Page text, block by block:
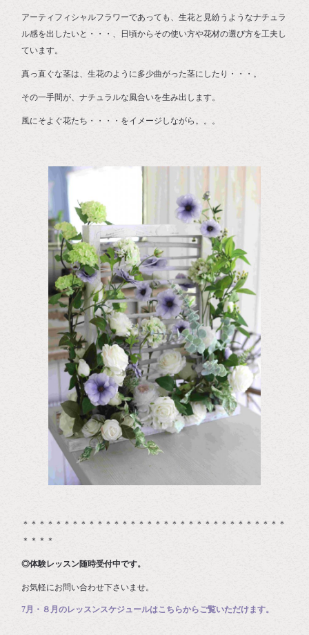
アーティフィシャルフラワーであっても、生花と見紛うようなナチュラ
ル感を出したいと・・・、日頃からその使い方や花材の選び方を工夫し
ています。
真っ直ぐな茎は、生花のように多少曲がった茎にしたり・・・。
その一手間が、ナチュラルな風合いを生み出します。
風にそよぐ花たち・・・・をイメージしながら。。。
＊＊＊＊＊＊＊＊＊＊＊＊＊＊＊＊＊＊＊＊＊＊＊＊＊＊＊＊＊＊＊＊
＊＊＊＊
◎体験レッスン随時受付中です。
お気軽にお問い合わせ下さいませ。
7月・８月のレッスンスケジュールはこちらからご覧いただけます。